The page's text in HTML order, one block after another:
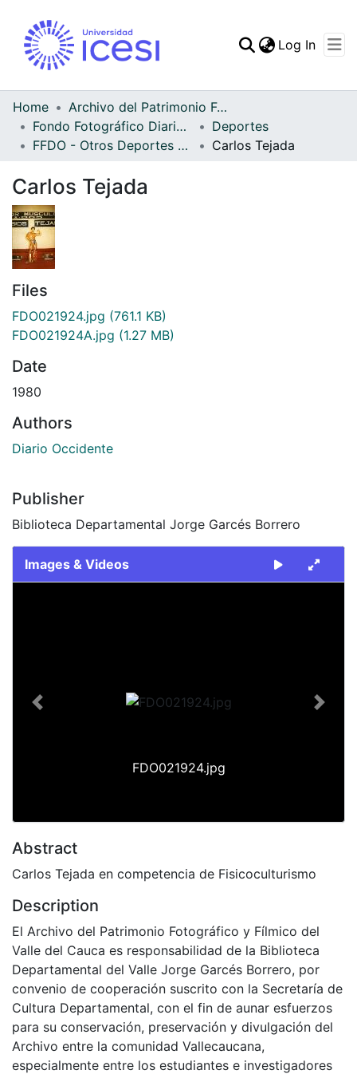
Statistics
Log In
Home
Archivo del Patrimonio Fotográfico y Fílmico del Valle del Cauca
Fondo Fotográfico Diario Occidente
Deportes
FFDO - Otros Deportes - Patrimonial
Carlos Tejada
Carlos Tejada
Files
FDO021924.jpg (761.1 KB)
FDO021924A.jpg (1.27 MB)
Date
1980
Authors
Diario Occidente
Publisher
Biblioteca Departamental Jorge Garcés Borrero
Images & Videos
FDO021924.jpg
Previous Next
Abstract
Carlos Tejada en competencia de Fisicoculturismo
Description
El Archivo del Patrimonio Fotográfico y Fílmico del
Valle del Cauca es responsabilidad de la Biblioteca
Departamental del Valle Jorge Garcés Borrero, por
convenio de cooperación suscrito con la Secretaría de
Cultura Departamental, con el fin de aunar esfuerzos
para su conservación, preservación y divulgación del
Archivo entre la comunidad Vallecaucana,
especialmente entre los estudiantes e investigadores